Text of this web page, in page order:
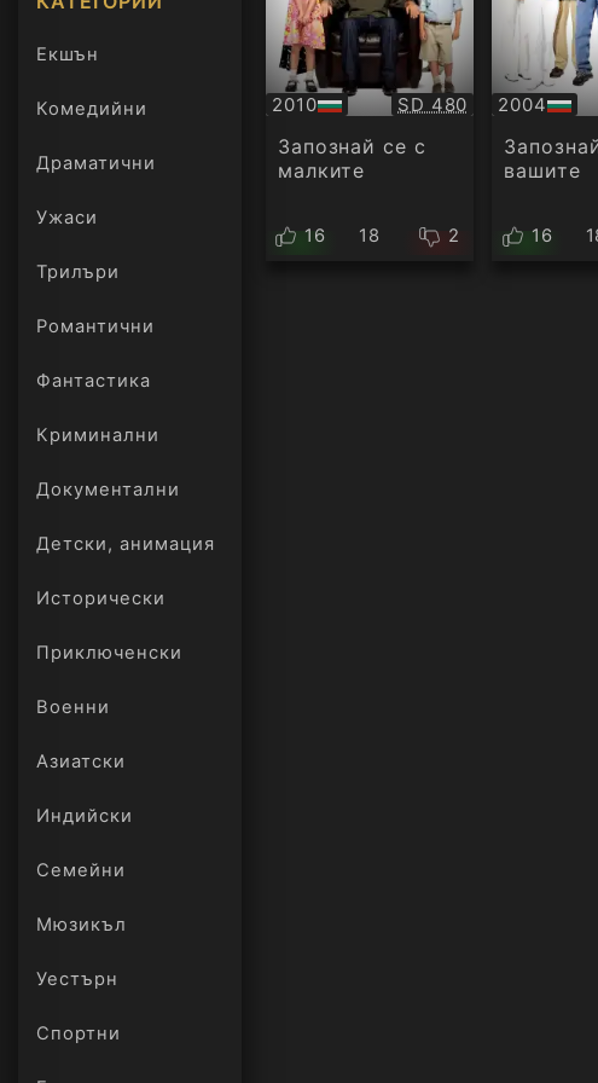
Екшън
Комедийни
Драматични
Ужаси
Трилъри
онлайн
Романтични
Фантастика
Криминални
Документални
Детски, анимация
Исторически
Приключенски
Военни
Азиатски
Индийски
Семейни
Мюзикъл
Уестърн
Спортни
2010
БГ
аудио
Качество:
SD 480
Запознай се с
малките
16 18 2
2004
БГ
аудио
вашите
16